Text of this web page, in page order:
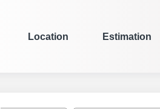
Location Estimation